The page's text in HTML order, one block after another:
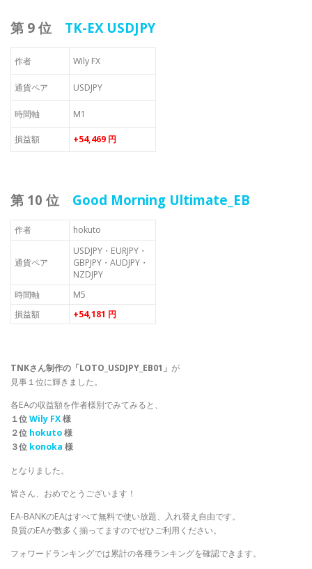
第 9 位 TK-EX USDJPY
作者 Wily FX
通貨ペア USDJPY
時間軸 M1
損益額 +54,469 円
第 10 位 Good Morning Ultimate_EB
作者 hokuto
通貨ペア
USDJPY・EURJPY・
GBPJPY・AUDJPY・
NZDJPY
時間軸
M5
損益額
+54,181 円
TNKさん制作の「LOTO_USDJPY_EB01」 が
見事１位に輝きました。
各EAの収益額を作者様別でみてみると、
１位Wily FX様
２位 hokuto様
３位 konoka 様
となりました。
皆さん、おめでとうございます！
EA-BANKのEAはすべて無料で使い放題、入れ替え自由です。
良質のEAが数多く揃ってますのでぜひご利用ください。
フォワードランキングでは累計の各種ランキングを確認できます。